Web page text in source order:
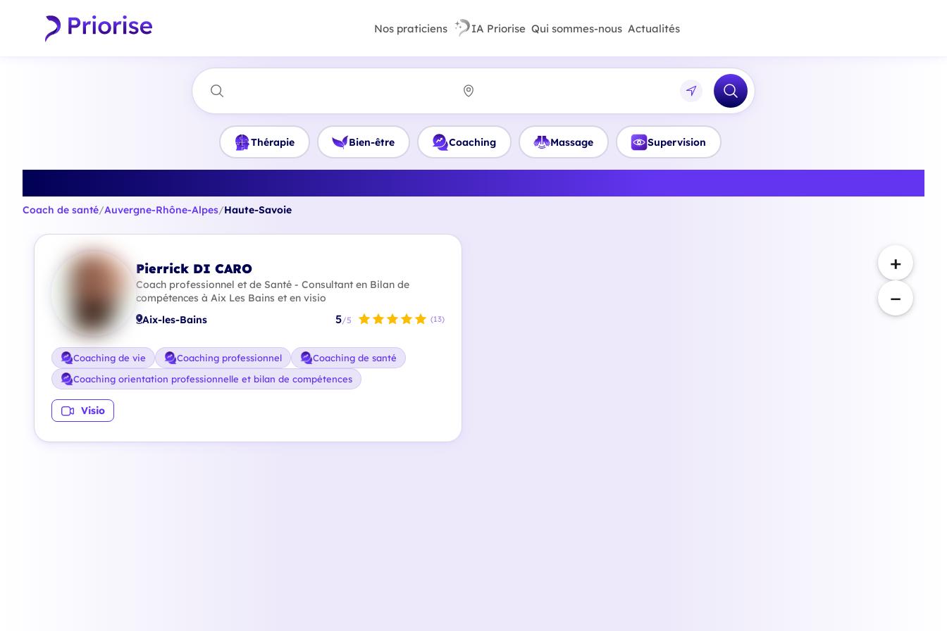
Nos praticiens IA Priorise Qui sommes-nous Actualités
Thérapie Bien-être Coaching Massage Supervision
Coach de santé/Auvergne-Rhône-Alpes/Haute-Savoie
Pierrick DI CARO
Coach professionnel et de Santé - Consultant en Bilan de
compétences à Aix Les Bains et en visio
Aix-les-Bains 5/5 (13)
Coaching de vie Coaching professionnel
Coaching de santé
Coaching orientation professionnelle et bilan de compétences
Visio
+
−